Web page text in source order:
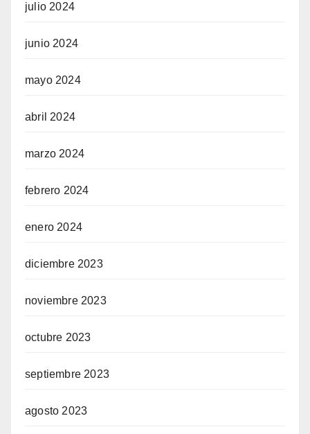
julio 2024
junio 2024
mayo 2024
abril 2024
marzo 2024
febrero 2024
enero 2024
diciembre 2023
noviembre 2023
octubre 2023
septiembre 2023
agosto 2023